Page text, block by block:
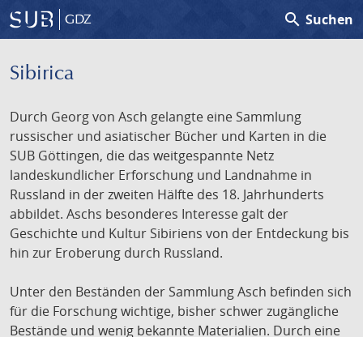
GDZ search Suchen
Sibirica
Durch Georg von Asch gelangte eine Sammlung
russischer und asiatischer Bücher und Karten in die
SUB Göttingen, die das weitgespannte Netz
landeskundlicher Erforschung und Landnahme in
Russland in der zweiten Hälfte des 18. Jahrhunderts
abbildet. Aschs besonderes Interesse galt der
Geschichte und Kultur Sibiriens von der Entdeckung bis
hin zur Eroberung durch Russland.
Unter den Beständen der Sammlung Asch befinden sich
für die Forschung wichtige, bisher schwer zugängliche
Bestände und wenig bekannte Materialien. Durch eine